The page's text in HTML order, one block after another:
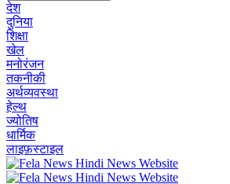
देश
दुनिया
शिक्षा
खेल
मनोरंजन
तकनीकी
अर्थव्यवस्था
हेल्थ
ज्योतिष
धार्मिक
लाइफ़स्टाइल